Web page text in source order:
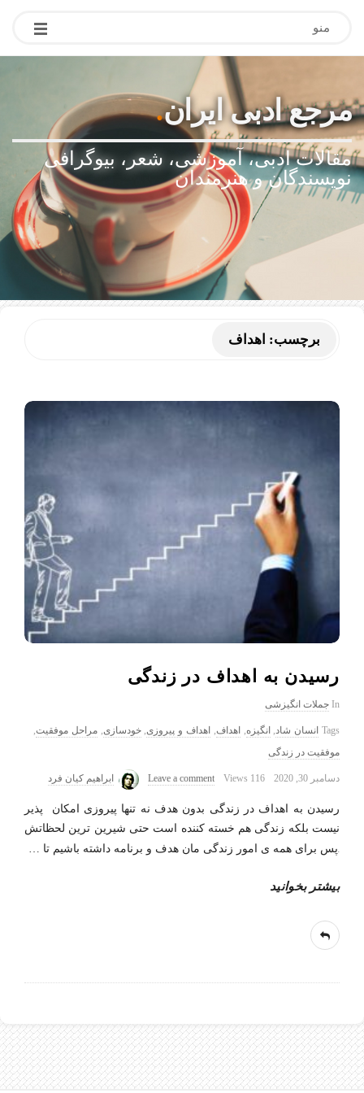
منو
مرجع ادبی ایران.
مقالات ادبی، آموزشی، شعر، بیوگرافی
نویسندگان و هنرمندان
برچسب: اهداف
رسیدن به اهداف در زندگی
In جملات انگیزشی
Tags انسان شاد, انگیزه, اهداف, اهداف و پیروزی,خودسازی,مراحل موفقیت,
موفقیت در زندگی
دسامبر 30, 2020 116 Views
Leave a comment ابراهیم کیان فرد
رسیدن به اهداف در زندگی بدون هدف نه تنها پیروزی امکان پذیر
نیست بلکه زندگی هم خسته کننده است حتی شیرین ترین لحظاتش
.پس برای همه ی امور زندگی مان هدف و برنامه داشته باشیم تا
بیشتر بخوانید